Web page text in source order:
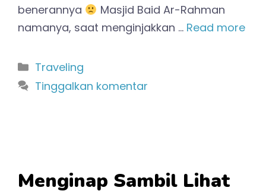
benerannya
Masjid Baid Ar-Rahman
namanya, saat menginjakkan … Read more
Kategori
Traveling
Tinggalkan komentar
Menginap Sambil Lihat